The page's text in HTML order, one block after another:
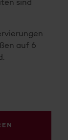
sind
auf 6